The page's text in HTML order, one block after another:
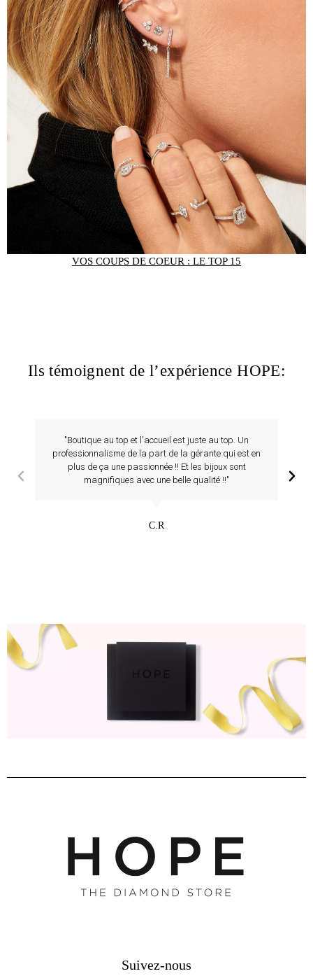
VOS COUPS DE COEUR : LE TOP 15
Ils témoignent de l’expérience HOPE:
"Boutique au top et l'accueil est juste au top. Un
professionnalisme de la part de la gérante qui est en
plus de ça une passionnée !! Et les bijoux sont
magnifiques avec une belle qualité !!"
C.R
Suivez-nous